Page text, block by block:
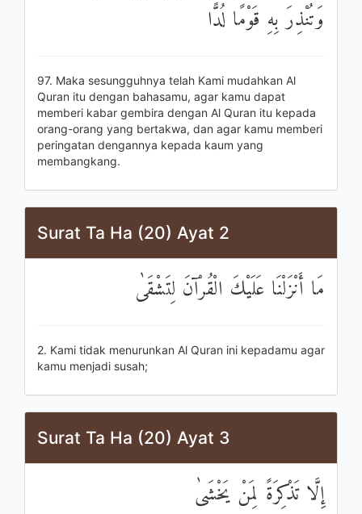
وَتُنْذِرَ بِهِ قَوْمًا لُدًّا
97. Maka sesungguhnya telah Kami mudahkan Al
Quran itu dengan bahasamu, agar kamu dapat
memberi kabar gembira dengan Al Quran itu kepada
orang-orang yang bertakwa, dan agar kamu memberi
peringatan dengannya kepada kaum yang
membangkang.
Surat Ta Ha (20) Ayat 2
مَا أَنْزَلْنَا عَلَيْكَ الْقُرْآنَ لِتَشْقَىٰ
2. Kami tidak menurunkan Al Quran ini kepadamu agar
kamu menjadi susah;
Surat Ta Ha (20) Ayat 3
إِلَّا تَذْكِرَةً لِمَنْ يَخْشَىٰ